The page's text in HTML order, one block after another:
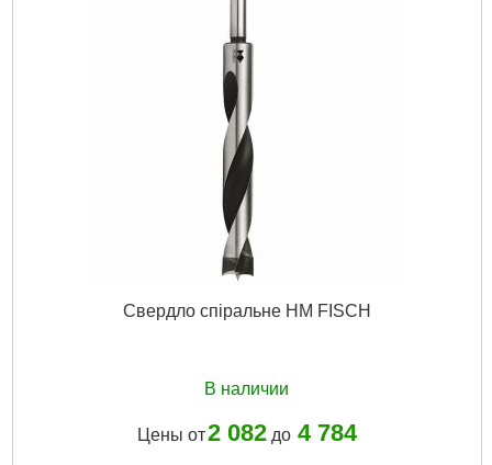
Свердло спіральне HM FISCH
В наличии
Цены от2 082до 4 784